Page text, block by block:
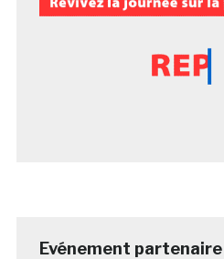
Evénement partenaire